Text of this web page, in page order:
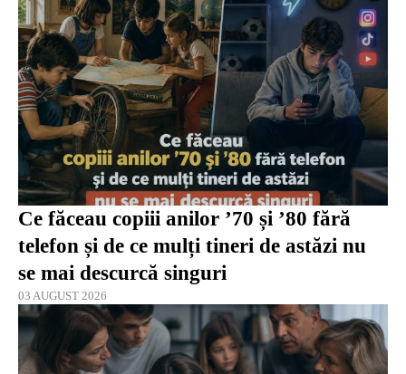
Ce făceau copiii anilor ’70 și ’80 fără
telefon și de ce mulți tineri de astăzi nu
se mai descurcă singuri
03 AUGUST 2026